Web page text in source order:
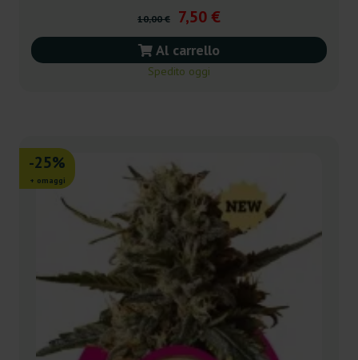
10,00 € 7,50 €
Al carrello
Spedito oggi
-25%
+ omaggi